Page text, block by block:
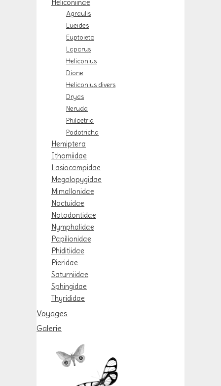
Heliconiinae
Agraulis
Eueides
Euptoieta
Laparus
Heliconius
Dione
Heliconius divers
Dryas
Neruda
Philaetria
Podotricha
Hemiptera
Ithomiidae
Lasiocampidae
Megalopygidae
Mimallonidae
Noctuidae
Notodontidae
Nymphalidae
Papilionidae
Phiditiidae
Pieridae
Saturniidae
Sphingidae
Thyrididae
Voyages
Galerie